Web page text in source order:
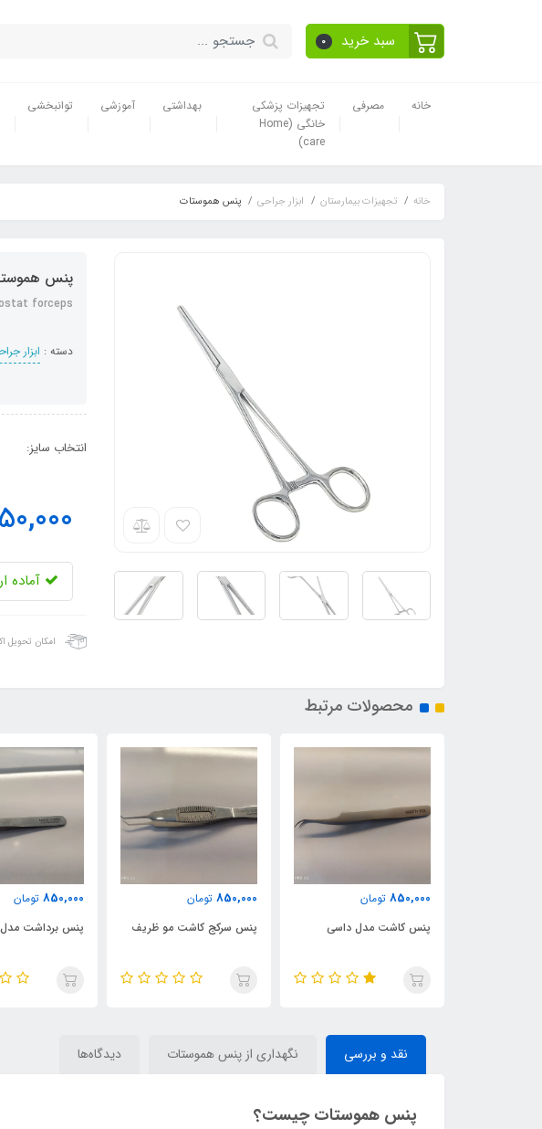
سبد خرید 0
خانه مصرفی
تجهیزات پزشکی
خانگی (Home
care)
بهداشتی آموزشی توانبخشی
خانه تجهیزات بیمارستان ابزار جراحی پنس هموستات
پنس
forceps
دسته : ابزار
انتخاب سایز:
آماده
امکان تحویل
محصولات مرتبط
850,000 تومان
پنس کاشت مدل داسی
850,000 تومان
پنس سرکج کاشت مو ظریف
850,000 تومان
پنس برداشت
نقد و بررسی نگهداری از پنس هموستات دیدگاه‌ها
پنس هموستات چیست؟